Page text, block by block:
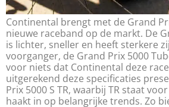
Continental brengt met de Grand
nieuwe raceband op de markt. De
is lichter, sneller en heeft sterkere
voorganger, de Grand Prix 5000
voor niets dat Continental deze
uitgerekend deze specificaties
Prix 5000 S TR, waarbij TR staat
haakt in op belangrijke trends. Zo